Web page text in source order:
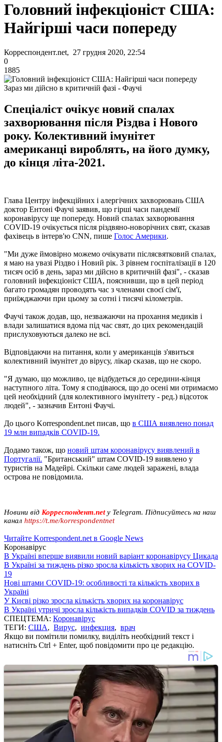
Головний інфекціоніст США:
Найгірші часи попереду
Корреспондент.net, 27 грудня 2020, 22:54
0
1885
Зараз ми дійсно в критичній фазі - Фаучі
Спеціаліст очікує новий спалах
захворювання після Різдва і Нового
року. Колективний імунітет
американці вироблять, на його думку,
до кінця літа-2021.
Глава Центру інфекційних і алергічних захворювань США
доктор Ентоні Фаучі заявив, що гірші часи пандемії
коронавірусу ще попереду. Новий спалах захворювання
COVID-19 очікується після різдвяно-новорічних свят, сказав
фахівець в інтерв'ю CNN, пише Голос Америки.
"Ми дуже ймовірно можемо очікувати післясвятковий спалах,
я маю на увазі Різдво і Новий рік. З рівнем госпіталізації в 120
тисяч осіб в день, зараз ми дійсно в критичній фазі", - сказав
головний інфекціоніст США, пояснивши, що в цей період
багато громадян проводять час з членами своєї сім'ї,
приїжджаючи при цьому за сотні і тисячі кілометрів.
Фаучі також додав, що, незважаючи на прохання медиків і
влади залишатися вдома під час свят, до цих рекомендацій
прислуховуються далеко не всі.
Відповідаючи на питання, коли у американців з'явиться
колективний імунітет до вірусу, лікар сказав, що не скоро.
"Я думаю, що можливо, це відбудеться до середини-кінця
наступного літа. Тому я сподіваюся, що до осені ми отримаємо
цей необхідний (для колективного імунітету - ред.) відсоток
людей", - зазначив Ентоні Фаучі.
До цього Korrespondent.net писав, що в США виявлено понад
19 млн випадків COVID-19.
Додамо також, що новий штам коронавірусу виявлений в
Португалії. "Британський" штам COVID-19 виявлено у
туристів на Мадейрі. Скільки саме людей заражені, влада
острова не повідомила.
Новини від Корреспондент.netу Telegram. Підписуйтесь на наш
канал https://t.me/korrespondentnet
Читайте Korrespondent.net в Google News
Коронавірус
В Україні вперше виявили новий варіант коронавірусу Цикада
В Україні за тиждень різко зросла кількість хворих на COVID-
19
Нові штами COVID-19: особливості та кількість хворих в
Україні
У Києві різко зросла кількість хворих на коронавірус
В Україні утричі зросла кількість випадків COVID за тиждень
СПЕЦТЕМА: Коронавірус
ТЕГИ: США, Вирус, инфекция, врач
Якщо ви помітили помилку, виділіть необхідний текст і
натисніть Ctrl + Enter, щоб повідомити про це редакцію.